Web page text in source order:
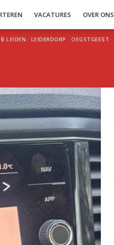
VACATURES OVER ONS
LEIDEN · LEIDERDORP · OEGSTGEEST ·